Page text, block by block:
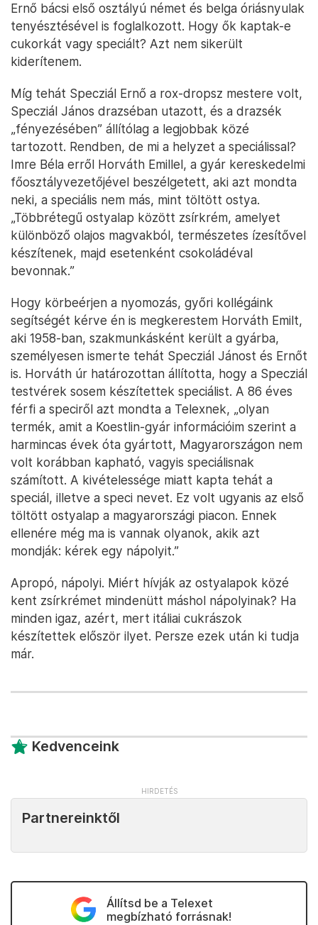
Ernő bácsi első osztályú német és belga óriásnyulak
tenyésztésével is foglalkozott. Hogy ők kaptak-e
cukorkát vagy speciált? Azt nem sikerült
kiderítenem.
Míg tehát Specziál Ernő a rox-dropsz mestere volt,
Specziál János drazséban utazott, és a drazsék
„fényezésében” állítólag a legjobbak közé
tartozott. Rendben, de mi a helyzet a speciálissal?
Imre Béla erről Horváth Emillel, a gyár kereskedelmi
főosztályvezetőjével beszélgetett, aki azt mondta
neki, a speciális nem más, mint töltött ostya.
„Többrétegű ostyalap között zsírkrém, amelyet
különböző olajos magvakból, természetes ízesítővel
készítenek, majd esetenként csokoládéval
bevonnak.”
Hogy körbeérjen a nyomozás, győri kollégáink
segítségét kérve én is megkerestem Horváth Emilt,
aki 1958-ban, szakmunkásként került a gyárba,
személyesen ismerte tehát Specziál Jánost és Ernőt
is. Horváth úr határozottan állította, hogy a Specziál
testvérek sosem készítettek speciálist. A 86 éves
férfi a speciről azt mondta a Telexnek, „olyan
termék, amit a Koestlin-gyár információim szerint a
harmincas évek óta gyártott, Magyarországon nem
volt korábban kapható, vagyis speciálisnak
számított. A kivételessége miatt kapta tehát a
speciál, illetve a speci nevet. Ez volt ugyanis az első
töltött ostyalap a magyarországi piacon. Ennek
ellenére még ma is vannak olyanok, akik azt
mondják: kérek egy nápolyit.”
Apropó, nápolyi. Miért hívják az ostyalapok közé
kent zsírkrémet mindenütt máshol nápolyinak? Ha
minden igaz, azért, mert itáliai cukrászok
készítettek először ilyet. Persze ezek után ki tudja
már.
Kedvenceink
Partnereinktől
Állítsd be a Telexet
megbízható forrásnak!